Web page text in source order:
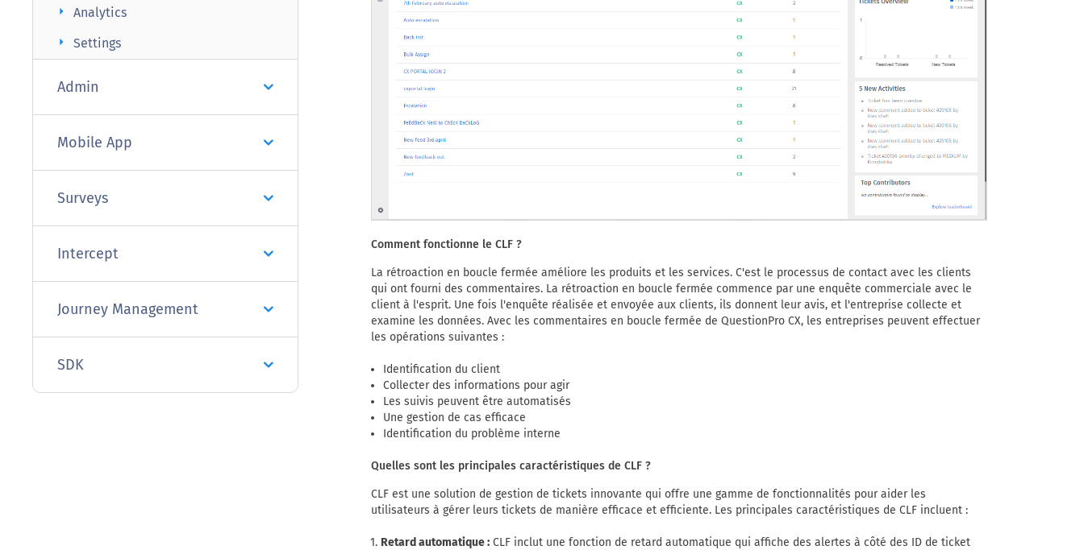
Analytics
arrow_right
Settings
arrow_right
Admin
Mobile App
Surveys
Intercept
Journey Management
SDK
Comment fonctionne le CLF ?
La rétroaction en boucle fermée améliore les produits et les services. C'est le processus de contact avec les clients
qui ont fourni des commentaires. La rétroaction en boucle fermée commence par une enquête commerciale avec le
client à l'esprit. Une fois l'enquête réalisée et envoyée aux clients, ils donnent leur avis, et l'entreprise collecte et
examine les données. Avec les commentaires en boucle fermée de QuestionPro CX, les entreprises peuvent effectuer
les opérations suivantes :
Identification du client
Collecter des informations pour agir
Les suivis peuvent être automatisés
Une gestion de cas efficace
Identification du problème interne
Quelles sont les principales caractéristiques de CLF ?
CLF est une solution de gestion de tickets innovante qui offre une gamme de fonctionnalités pour aider les
utilisateurs à gérer leurs tickets de manière efficace et efficiente. Les principales caractéristiques de CLF incluent :
Retard automatique : CLF inclut une fonction de retard automatique qui affiche des alertes à côté des ID de ticket